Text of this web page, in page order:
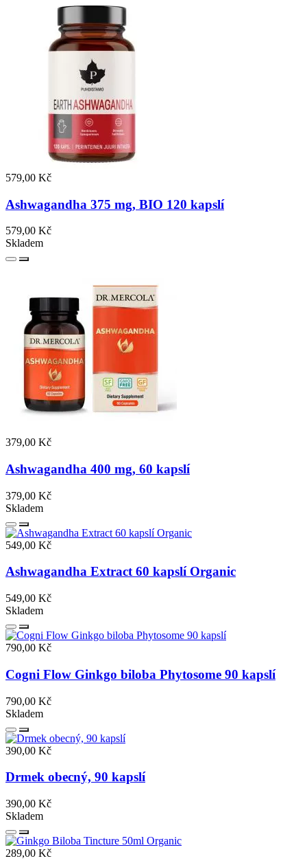
579,00 Kč
Ashwagandha 375 mg, BIO 120 kapslí
579,00 Kč
Skladem
379,00 Kč
Ashwagandha 400 mg, 60 kapslí
379,00 Kč
Skladem
549,00 Kč
Ashwagandha Extract 60 kapslí Organic
549,00 Kč
Skladem
790,00 Kč
Cogni Flow Ginkgo biloba Phytosome 90 kapslí
790,00 Kč
Skladem
390,00 Kč
Drmek obecný, 90 kapslí
390,00 Kč
Skladem
289,00 Kč